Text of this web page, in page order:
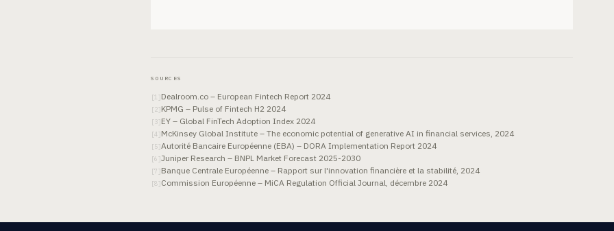
SOURCES
[1 ]Dealroom.co – European Fintech Report 2024
[2]KPMG – Pulse of Fintech H2 2024
[ 3]EY – Global FinTech Adoption Index 2024
[4 ]McKinsey Global Institute – The economic potential of generative AI in financial services, 2024
[5]Autorité Bancaire Européenne (EBA) – DORA Implementation Report 2024
[6 ]Juniper Research – BNPL Market Forecast 2025-2030
[7 ]Banque Centrale Européenne – Rapport sur l'innovation financière et la stabilité, 2024
[8]Commission Européenne – MiCA Regulation Official Journal, décembre 2024